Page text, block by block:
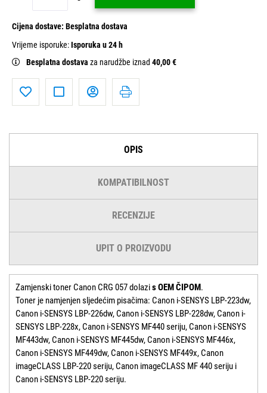
Cijena dostave: Besplatna dostava
Vrijeme isporuke:Isporuka u 24 h
Besplatna dostava za narudžbe iznad 40,00 €
OPIS
KOMPATIBILNOST
RECENZIJE
UPIT O PROIZVODU
Zamjenski toner Canon CRG 057 dolazis OEM ČIPOM.
Toner je namjenjen sljedećim pisačima: Canon i-SENSYS LBP-223dw,
Canon i-SENSYS LBP-226dw, Canon i-SENSYS LBP-228dw, Canon i-
SENSYS LBP-228x, Canon i-SENSYS MF440 seriju, Canon i-SENSYS
MF443dw, Canon i-SENSYS MF445dw, Canon i-SENSYS MF446x,
Canon i-SENSYS MF449dw, Canon i-SENSYS MF449x, Canon
imageCLASS LBP-220 seriju, Canon imageCLASS MF 440 seriju i
Canon i-SENSYS LBP-220 seriju.